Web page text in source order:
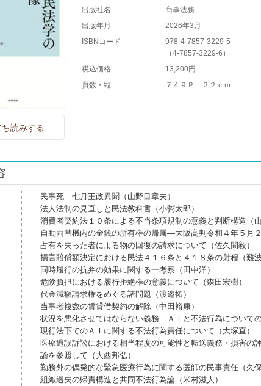
ち読みする
出版社名
商事法務
出版年月
2026年3月
ISBNコード
978-4-7857-3229-5
（4-7857-3229-6 ）
税込価格
13,200円
頁数・縦
７４９Ｐ ２２ｃｍ
民事死―七月王政異聞（山野目章夫）
法人法制の見直しと民法教科書（小粥太郎）
消費者契約法１０条による不当条項規制の意義と判断構造（山
自動両替機内の金銭の所有権の帰属―大阪高判令和４年５月
占有を失った者による物の回復の請求について（佐久間毅）
損害賠償額決定における民法４１６条と４１８条の射程（難波
同時履行の抗弁の効果に関する一考察（田中洋）
危険負担における履行拒絶権の意義について（森田宏樹）
代金減額請求権をめぐる諸問題（渡邉拓）
当事者複数の賃貸借契約の解除（中田裕康）
状況を悪化させてはならない義務―ＡＩと不法行為について
現行法下でのＡＩに関する不法行為責任について（大塚直）
医療過誤訴訟における相当程度の可能性と転送義務・損害
論を参照して（大西邦弘）
勤務外の偶発的な緊急医療行為に関する医師の民事責任（久保
組織過失の帰責構造と共同不法行為論（米村滋人）